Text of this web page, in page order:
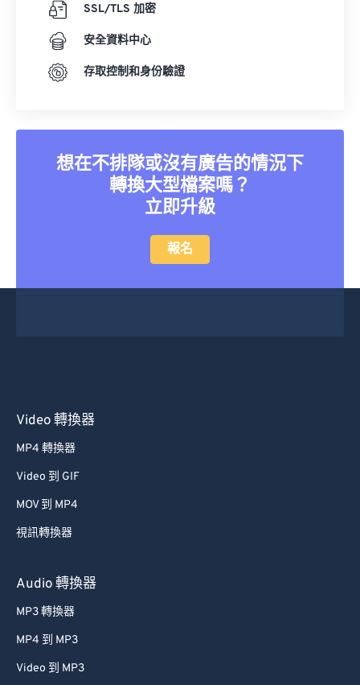
SSL/TLS 加密
安全資料中心
存取控制和身份驗證
想在不排隊或沒有廣告的情況下
轉換大型檔案嗎？
立即升級
報名
Video 轉換器
MP4 轉換器
Video 到 GIF
MOV 到 MP4
視訊轉換器
Audio 轉換器
MP3 轉換器
MP4 到 MP3
Video 到 MP3